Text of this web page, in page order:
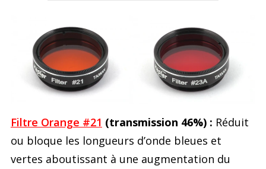
Filtre Orange #21 (transmission 46%) : Réduit
ou bloque les longueurs d’onde bleues et
vertes aboutissant à une augmentation du